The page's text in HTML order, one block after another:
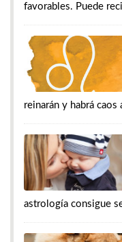
favorables. Puede
reinarán y habrá
astrología consigue